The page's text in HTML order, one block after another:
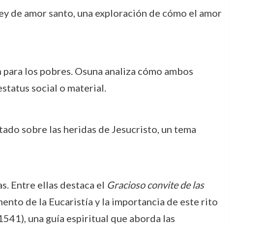
de amor santo, una exploración de cómo el amor
los pobres. Osuna analiza cómo ambos
social o material.
sobre las heridas de Jesucristo, un tema
Entre ellas destaca el Gracioso convite de las
de la Eucaristía y la importancia de este rito
una guía espiritual que aborda las